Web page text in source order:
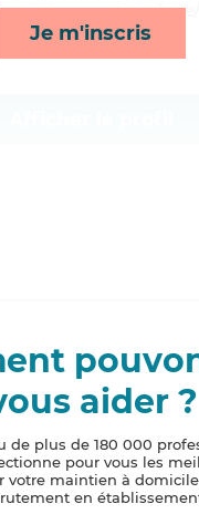
Je m'inscris
nuit, transports, toilette/
ménage*
aider ?
de plus de 180 000
pour vous les
votre maintien à
en